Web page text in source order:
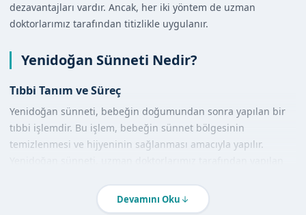
dezavantajları vardır. Ancak, her iki yöntem de uzman
doktorlarımız tarafından titizlikle uygulanır.
Yenidoğan Sünneti Nedir?
Tıbbi Tanım ve Süreç
Yenidoğan sünneti, bebeğin doğumundan sonra yapılan bir
tıbbi işlemdir. Bu işlem, bebeğin sünnet bölgesinin
temizlenmesi ve hijyeninin sağlanması amacıyla yapılır.
Diğer Yöntemlerle Karşılaştırma
Devamını Oku